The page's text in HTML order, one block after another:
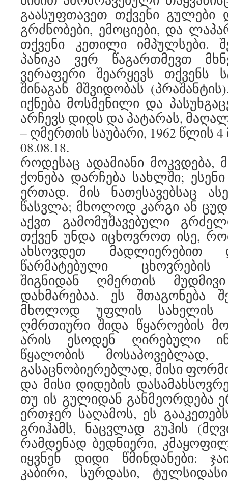
გაასუფთავეთ თქვენი გულები
გრძნობები, ემოციები, და
თქვენი კეთილი იმპულსები.
პანიკა ვერ წაგართმევთ
ვერაფერი შეარყევს თქვენს
შინაგან მშვიდობას
იქნება მოსმენილი და
არჩევს დიდს და პატარას,
– ღმერთის საუბარი, 1962 წლის
08.08.18.
როდესაც ადამიანი მოკვდება,
ქონება დარჩება სახლში;
ერთად. მის ნათესავებსაც
წასვლა; მხოლოდ კარგი ან
აქვთ გამომუშავებული
თქვენ უნდა იცხოვროთ ისე,
ახსოვდეთ მადლიერებით
წარმატებული ცხოვრების
შიგნიდან ღმერთის
დახმარებაა. ეს შთაგონება
მხოლოდ უფლის სახელის
ღმრთიური შიდა წყაროების
არის ესოდენ ღირებული
წყალობის მოსაპოვებლად,
გასაცნობიერებლად, მისი
და მისი დიდების
თუ ის გულიდან
ერთჯერ საღამოს, ეს
გრიჰამს, ნაცვლად გუჰის
რამდენად ბედნიერი,
იყვნენ დიდი წმინდანები:
კაბირი, სურდასი,